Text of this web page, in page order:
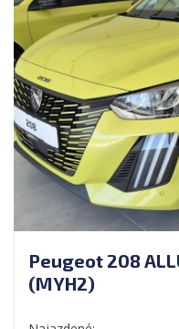
Peugeot 208
(MYH2)